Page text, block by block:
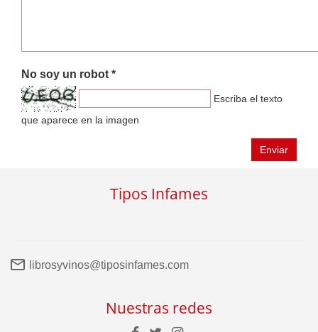
No soy un robot *
Escriba el texto
que aparece en la imagen
Enviar
Tipos Infames
librosyvinos@tiposinfames.com
Nuestras redes